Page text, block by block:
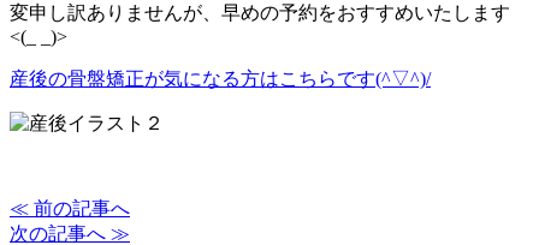
変申し訳ありませんが、早めの予約をおすすめいたします
<(_ _)>
産後の骨盤矯正が気になる方はこちらです(^▽^)/
≪ 前の記事へ
次の記事へ ≫